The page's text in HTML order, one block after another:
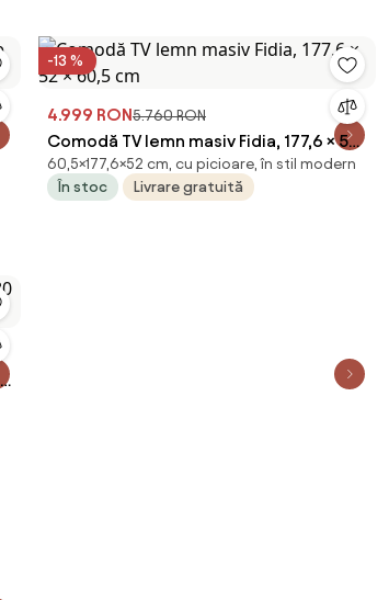
-13 %
4.999 RON5.760 RON
Comodă TV lemn masiv Fidia, 177,6 × 52
× 60,5 cm
60,5×177,6×52 cm, cu picioare, în stil modern
În stoc
Livrare gratuită